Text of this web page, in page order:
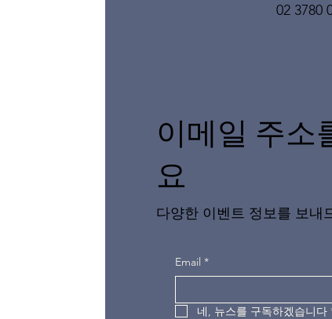
02 3780
이메일 주소
요
다양한 이벤트 정보를 보내
Email *
네, 뉴스를 구독하겠습니다